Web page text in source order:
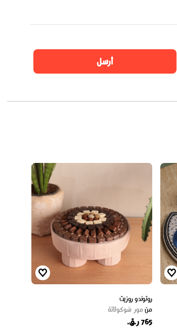
أرسل
روتوندو روزيت
منمور شوكولاتة
765 ر.ق.